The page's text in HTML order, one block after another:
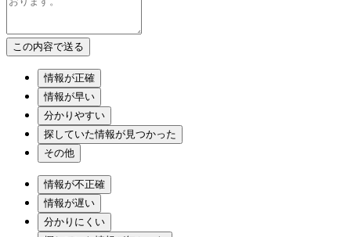
情報が正確
情報が早い
分かりやすい
探していた情報が見つかった
その他
情報が不正確
情報が遅い
分かりにくい